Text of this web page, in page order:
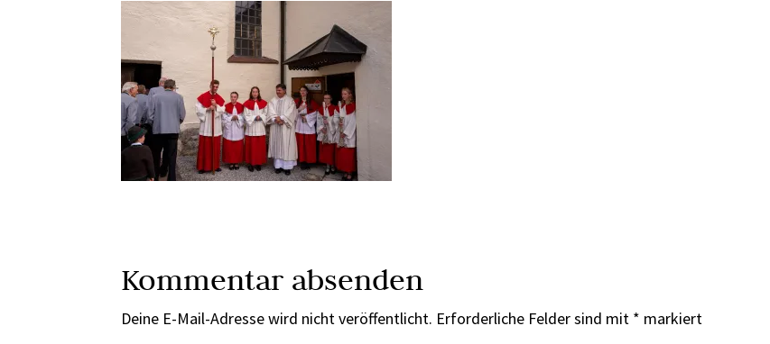
Kommentar absenden
Deine E-Mail-Adresse wird nicht veröffentlicht. Erforderliche Felder sind mit * markiert